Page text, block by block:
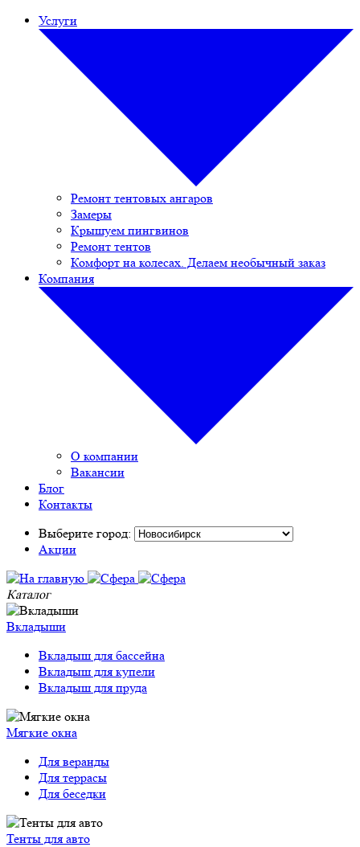
Услуги
Ремонт тентовых ангаров
Замеры
Крышуем пингвинов
Ремонт тентов
Комфорт на колесах. Делаем необычный заказ
Компания
О компании
Вакансии
Блог
Контакты
Выберите город:
Акции
Каталог
Вкладыши
Вкладыш для бассейна
Вкладыш для купели
Вкладыш для пруда
Мягкие окна
Для веранды
Для террасы
Для беседки
Тенты для авто